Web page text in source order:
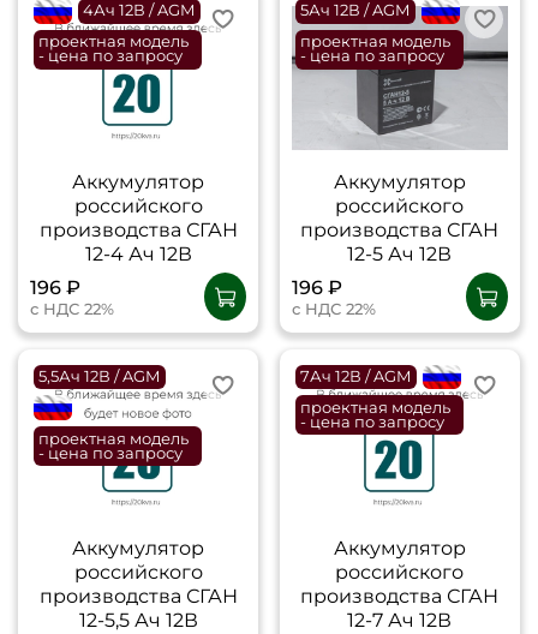
flagRU4Ач 12В / AGM
проектная модель
- цена по запросу
Аккумулятор
российского
производства СГАН
12-4 Ач 12В
196 ₽
с НДС 22%
5Ач 12В / AGM
flagRU
проектная модель
- цена по запросу
Аккумулятор
российского
производства СГАН
12-5 Ач 12В
196 ₽
с НДС 22%
5,5Ач 12В / AGM
flagRU
проектная модель
- цена по запросу
Аккумулятор
российского
производства СГАН
12-5,5 Ач 12В
7Ач 12В / AGM
flagRU
проектная модель
- цена по запросу
Аккумулятор
российского
производства СГАН
12-7 Ач 12В